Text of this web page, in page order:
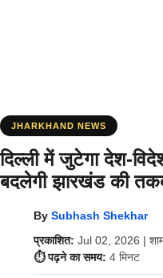
JHARKHAND NEWS
दिल्ली में जुटेगा देश-
बदलेगी झारखंड की
By Subhash Shekhar
प्रकाशित: Jul 02, 2026 |
⏱️ पढ़ने का समय: 4 मिनट